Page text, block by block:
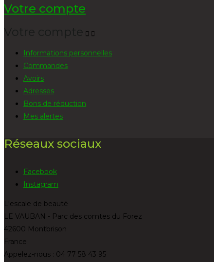
Votre compte
Votre compte  
Informations personnelles
Commandes
Avoirs
Adresses
Bons de réduction
Mes alertes
Réseaux sociaux
Facebook
Instagram
L'escale de beauté
LE VAUBAN - Parc des comtes du Forez
42600 Montbrison
France
Appelez-nous : 04 77 58 43 95